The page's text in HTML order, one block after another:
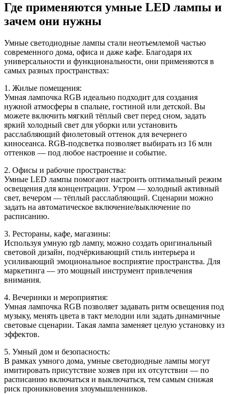
Где применяются умные LED лампы и
зачем они нужны
Умные светодиодные лампы стали неотъемлемой частью
современного дома, офиса и даже кафе. Благодаря их
универсальности и функциональности, они применяются в
самых разных пространствах:
1. Жилые помещения:
Умная лампочка RGB идеально подходит для создания
нужной атмосферы в спальне, гостиной или детской. Вы
можете включить мягкий тёплый свет перед сном, задать
яркий холодный свет для уборки или установить
расслабляющий фиолетовый оттенок для вечернего
киносеанса. RGB-подсветка позволяет выбирать из 16 млн
оттенков — под любое настроение и событие.
2. Офисы и рабочие пространства:
Умные LED лампы помогают настроить оптимальный режим
освещения для концентрации. Утром — холодный активный
свет, вечером — тёплый расслабляющий. Сценарии можно
задать на автоматическое включение/выключение по
расписанию.
3. Рестораны, кафе, магазины:
Используя умную rgb лампу, можно создать оригинальный
световой дизайн, подчёркивающий стиль интерьера и
усиливающий эмоциональное восприятие пространства. Для
маркетинга — это мощный инструмент привлечения
внимания.
4. Вечеринки и мероприятия:
Умная лампочка RGB позволяет задавать ритм освещения под
музыку, менять цвета в такт мелодии или задать динамичные
световые сценарии. Такая лампа заменяет целую установку из
эффектов.
5. Умный дом и безопасность:
В рамках умного дома, умные светодиодные лампы могут
имитировать присутствие хозяев при их отсутствии — по
расписанию включаться и выключаться, тем самым снижая
риск проникновения злоумышленников.